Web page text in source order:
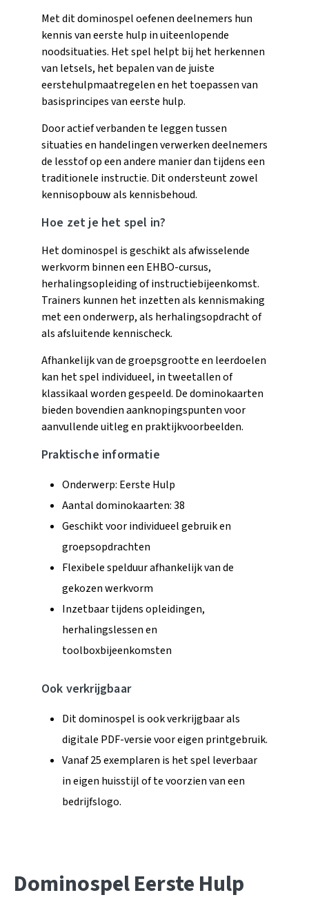
Met dit dominospel oefenen deelnemers hun
kennis van eerste hulp in uiteenlopende
noodsituaties. Het spel helpt bij het herkennen
van letsels, het bepalen van de juiste
eerstehulpmaatregelen en het toepassen van
basisprincipes van eerste hulp.
Door actief verbanden te leggen tussen
situaties en handelingen verwerken deelnemers
de lesstof op een andere manier dan tijdens een
traditionele instructie. Dit ondersteunt zowel
kennisopbouw als kennisbehoud.
Hoe zet je het spel in?
Het dominospel is geschikt als afwisselende
werkvorm binnen een EHBO-cursus,
herhalingsopleiding of instructiebijeenkomst.
Trainers kunnen het inzetten als kennismaking
met een onderwerp, als herhalingsopdracht of
als afsluitende kennischeck.
Afhankelijk van de groepsgrootte en leerdoelen
kan het spel individueel, in tweetallen of
klassikaal worden gespeeld. De dominokaarten
bieden bovendien aanknopingspunten voor
aanvullende uitleg en praktijkvoorbeelden.
Praktische informatie
Onderwerp: Eerste Hulp
Aantal dominokaarten: 38
Geschikt voor individueel gebruik en
groepsopdrachten
Flexibele spelduur afhankelijk van de
gekozen werkvorm
Inzetbaar tijdens opleidingen,
herhalingslessen en
toolboxbijeenkomsten
Ook verkrijgbaar
Dit dominospel is ook verkrijgbaar als
digitale PDF-versie voor eigen printgebruik.
Vanaf 25 exemplaren is het spel leverbaar
in eigen huisstijl of te voorzien van een
bedrijfslogo.
Dominospel Eerste Hulp